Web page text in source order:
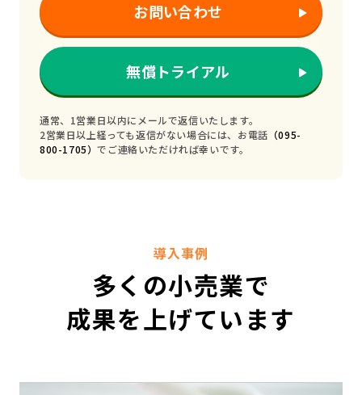
お問い合わせ
無償トライアル
通常、1営業日以内にメールで返信いたします。
2営業日以上経っても返信がない場合には、お電話 （095-
800-1705）でご連絡いただければ幸いです。
導入事例
多くの小売業で
成果を上げています